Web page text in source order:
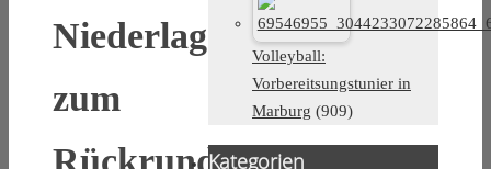
Niederlage
zum
Volleyball:
Vorbereitsungstunier in
Marburg (909)
Kategorien